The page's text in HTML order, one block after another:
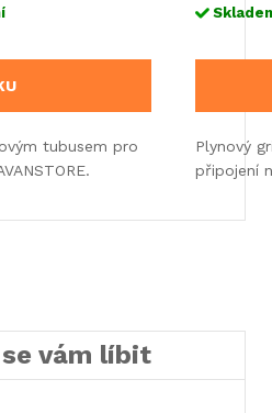
tubusem pro
Plynový
připojení
vám líbit